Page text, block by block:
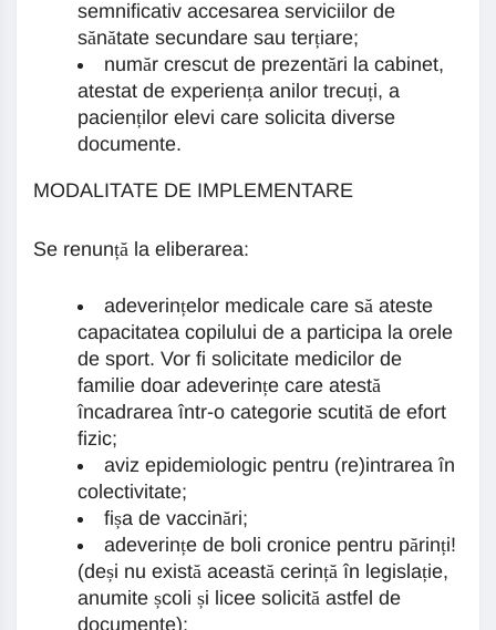
semnificativ accesarea serviciilor de
sănătate secundare sau terțiare;
număr crescut de prezentări la cabinet,
atestat de experiența anilor trecuți, a
pacienților elevi care solicita diverse
documente.
MODALITATE DE IMPLEMENTARE
Se renunță la eliberarea:
adeverințelor medicale care să ateste
capacitatea copilului de a participa la orele
de sport. Vor fi solicitate medicilor de
familie doar adeverințe care atestă
încadrarea într-o categorie scutită de efort
fizic;
aviz epidemiologic pentru (re)intrarea în
colectivitate;
fișa de vaccinări;
adeverințe de boli cronice pentru părinți!
(deși nu există această cerință în legislație,
anumite școli și licee solicită astfel de
documente);